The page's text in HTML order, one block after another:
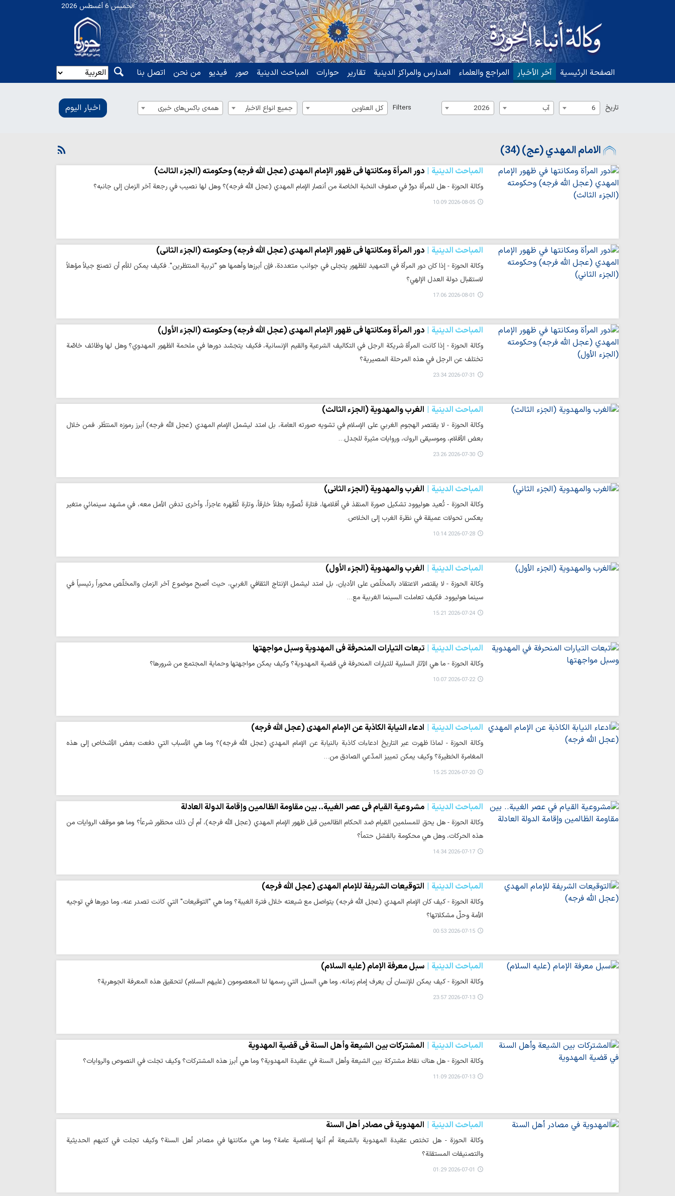
الخميس 6 أغسطس 2026
الصفحة الرئيسية آخر الأخبار المراجع والعلماء المدارس والمراكز الدينية تقارير حوارات المباحث الدينية صور فیدیو من نحن اتصل بنا
تاریخ 6 آب 2026
Filters كل العناوين جميع انواع الاخبار همه‌ی باکس‌های خبری اخبار الیوم
الامام المهدي (عج) (34)
المباحث الدينية دور المرأة ومكانتها في ظهور الإمام المهدي (عجل الله فرجه) وحكومته (الجزء الثالث)
وكالة الحوزة - هل للمرأة دورٌ في صفوف النخبة الخاصة من أنصار الإمام المهدي (عجل الله فرجه)؟ وهل لها نصيب في رجعة آخر الزمان إلى جانبه؟
2026-08-05 10:09
المباحث الدينية دور المرأة ومكانتها في ظهور الإمام المهدي (عجل الله فرجه) وحكومته (الجزء الثاني)
وكالة الحوزة - إذا كان دور المرأة في التمهيد للظهور يتجلى في جوانب متعددة، فإن أبرزها وأهمها هو "تربية المنتظرين". فكيف يمكن للأم أن تصنع جيلاً مؤهلاً
لاستقبال دولة العدل الإلهي؟
2026-08-01 17:06
المباحث الدينية دور المرأة ومكانتها في ظهور الإمام المهدي (عجل الله فرجه) وحكومته (الجزء الأول)
وكالة الحوزة - إذا كانت المرأة شريكة الرجل في التكاليف الشرعية والقيم الإنسانية، فكيف يتجسّد دورها في ملحمة الظهور المهدوي؟ وهل لها وظائف خاصّة
تختلف عن الرجل في هذه المرحلة المصيرية؟
2026-07-31 23:34
المباحث الدينية الغرب والمهدوية (الجزء الثالث)
وكالة الحوزة - لا يقتصر الهجوم الغربي على الإسلام في تشويه صورته العامة، بل امتد ليشمل الإمام المهدي (عجل الله فرجه) أبرز رموزه المنتظَر. فمن خلال
بعض الأفلام، وموسيقى الروك، وروايات مثيرة للجدل…
2026-07-30 23:26
المباحث الدينية الغرب والمهدوية (الجزء الثاني)
وكالة الحوزة - تُعيد هوليوود تشكيل صورة المنقذ في أفلامها، فتارة تُصوِّره بطلاً خارقاً، وتارة تُظهره عاجزاً، وأخرى تدفن الأمل معه، في مشهد سينمائي متغير
يعكس تحولات عميقة في نظرة الغرب إلى الخلاص.
2026-07-28 10:14
المباحث الدينية الغرب والمهدوية (الجزء الأول)
وكالة الحوزة - لا يقتصر الاعتقاد بالمخلّص على الأديان، بل امتد ليشمل الإنتاج الثقافي الغربي، حيث أصبح موضوع آخر الزمان والمخلّص محوراً رئيسياً في
سينما هوليوود. فكيف تعاملت السينما الغربية مع…
2026-07-24 15:21
المباحث الدينية تبعات التيارات المنحرفة في المهدوية وسبل مواجهتها
وكالة الحوزة - ما هي الآثار السلبية للتيارات المنحرفة في قضية المهدوية؟ وكيف يمكن مواجهتها وحماية المجتمع من شرورها؟
2026-07-22 10:07
المباحث الدينية ادعاء النيابة الكاذبة عن الإمام المهدي (عجل الله فرجه)
وكالة الحوزة - لماذا ظهرت عبر التاريخ ادعاءات كاذبة بالنيابة عن الإمام المهدي (عجل الله فرجه)؟ وما هي الأسباب التي دفعت بعض الأشخاص إلى هذه
المغامرة الخطيرة؟ وكيف يمكن تمييز المدّعي الصادق من…
2026-07-20 15:25
المباحث الدينية مشروعية القيام في عصر الغيبة.. بين مقاومة الظالمين وإقامة الدولة العادلة
وكالة الحوزة - هل يحق للمسلمين القيام ضد الحكام الظالمين قبل ظهور الإمام المهدي (عجل الله فرجه)، أم أن ذلك محظور شرعاً؟ وما هو موقف الروايات من
هذه الحركات، وهل هي محكومة بالفشل حتماً؟
2026-07-17 14:34
المباحث الدينية التوقيعات الشريفة للإمام المهدي (عجل الله فرجه)
وكالة الحوزة - كيف كان الإمام المهدي (عجل الله فرجه) يتواصل مع شيعته خلال فترة الغيبة؟ وما هي "التوقيعات" التي كانت تصدر عنه، وما دورها في توجيه
الأمة وحلّ مشكلاتها؟
2026-07-15 00:53
المباحث الدينية سبل معرفة الإمام (عليه السلام)
وكالة الحوزة - كيف يمكن للإنسان أن يعرف إمام زمانه، وما هي السبل التي رسمها لنا المعصومون (عليهم السلام) لتحقيق هذه المعرفة الجوهرية؟
2026-07-13 23:57
المباحث الدينية المشتركات بين الشيعة وأهل السنة في قضية المهدوية
وكالة الحوزة - هل هناك نقاط مشتركة بين الشيعة وأهل السنة في عقيدة المهدوية؟ وما هي أبرز هذه المشتركات؟ وكيف تجلت في النصوص والروايات؟
2026-07-13 11:09
المباحث الدينية المهدوية في مصادر أهل السنة
وكالة الحوزة - هل تختص عقيدة المهدوية بالشيعة أم أنها إسلامية عامة؟ وما هي مكانتها في مصادر أهل السنة؟ وكيف تجلت في كتبهم الحديثية
والتصنيفات المستقلة؟
2026-07-01 01:29